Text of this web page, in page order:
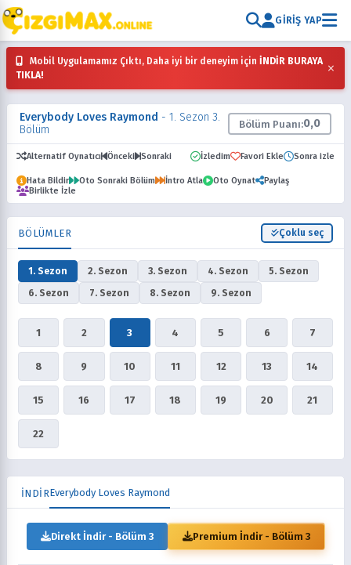
GIRIŞ YAP
Mobil Uygulamamız Çıktı, Daha iyi bir deneyim için İNDİR BURAYA
TIKLA!
×
Everybody Loves Raymond - 1. Sezon 3.
Bölüm
Bölüm Puanı:0,0
Alternatif Oynatıcı Önceki Sonraki İzledim Favori Ekle Sonra izle
Hata Bildir Oto Sonraki Bölüm İntro Atla Oto Oynat
Paylaş
Birlikte İzle
BÖLÜMLER Çoklu seç
1. Sezon 2. Sezon 3. Sezon 4. Sezon
5. Sezon
6. Sezon
7. Sezon 8. Sezon 9. Sezon
1 2 3 4 5 6 7
8 9 10 11 12 13 14
15 16 17 18 19 20 21
22
İNDİREverybody Loves Raymond
Direkt İndir - Bölüm 3 Premium İndir - Bölüm 3